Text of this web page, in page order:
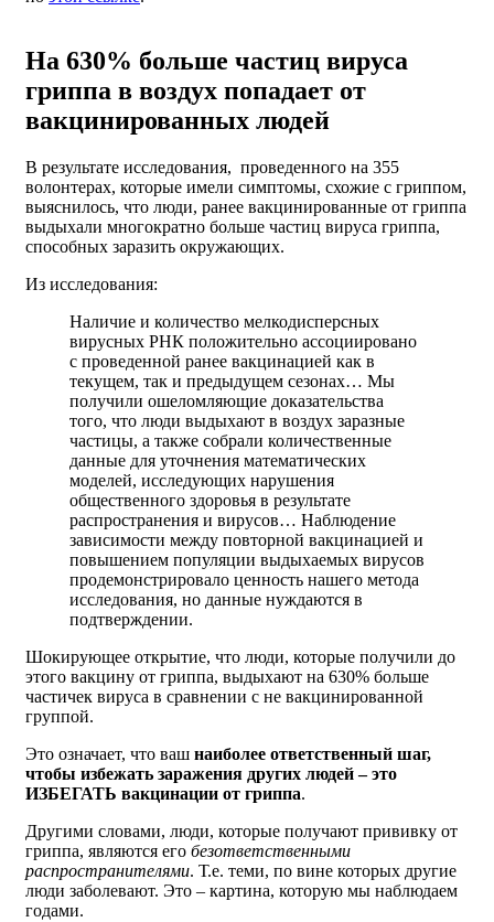
На 630% больше частиц вируса
гриппа в воздух попадает от
вакцинированных людей
В результате исследования, проведенного на 355
волонтерах, которые имели симптомы, схожие с гриппом,
выяснилось, что люди, ранее вакцинированные от гриппа
выдыхали многократно больше частиц вируса гриппа,
способных заразить окружающих.
Из исследования:
Наличие и количество мелкодисперсных
вирусных РНК положительно ассоциировано
с проведенной ранее вакцинацией как в
текущем, так и предыдущем сезонах… Мы
получили ошеломляющие доказательства
того, что люди выдыхают в воздух заразные
частицы, а также собрали количественные
данные для уточнения математических
моделей, исследующих нарушения
общественного здоровья в результате
распространения и вирусов… Наблюдение
зависимости между повторной вакцинацией и
повышением популяции выдыхаемых вирусов
продемонстрировало ценность нашего метода
исследования, но данные нуждаются в
подтверждении.
Шокирующее открытие, что люди, которые получили до
этого вакцину от гриппа, выдыхают на 630% больше
частичек вируса в сравнении с не вакцинированной
группой.
Это означает, что ваш наиболее ответственный шаг,
чтобы избежать заражения других людей – это
ИЗБЕГАТЬ вакцинации от гриппа.
Другими словами, люди, которые получают прививку от
гриппа, являются его безответственными
распространителями. Т.е. теми, по вине которых другие
люди заболевают. Это – картина, которую мы наблюдаем
годами.